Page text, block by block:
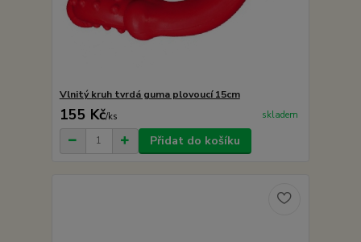
Vlnitý kruh tvrdá guma plovoucí 15cm
155 Kč/ks skladem
Přidat do košíku